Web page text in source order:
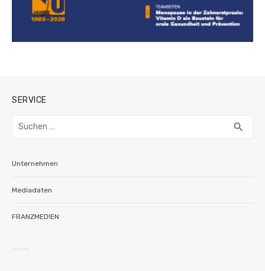
SERVICE
Suchen
search
Unternehmen
Mediadaten
FRANZMED!EN
intern